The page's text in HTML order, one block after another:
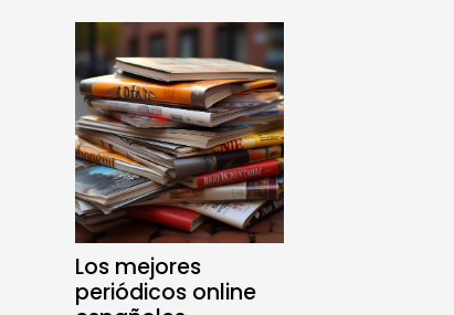
Los mejores
periódicos online